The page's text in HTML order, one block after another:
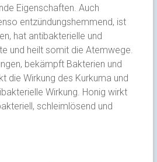
Eigenschaften. Auch
entzündungshemmend, ist
hat antibakterielle und
und heilt somit die Atemwege.
bekämpft Bakterien und
die Wirkung des Kurkuma und
Wirkung. Honig wirkt
schleimlösend und